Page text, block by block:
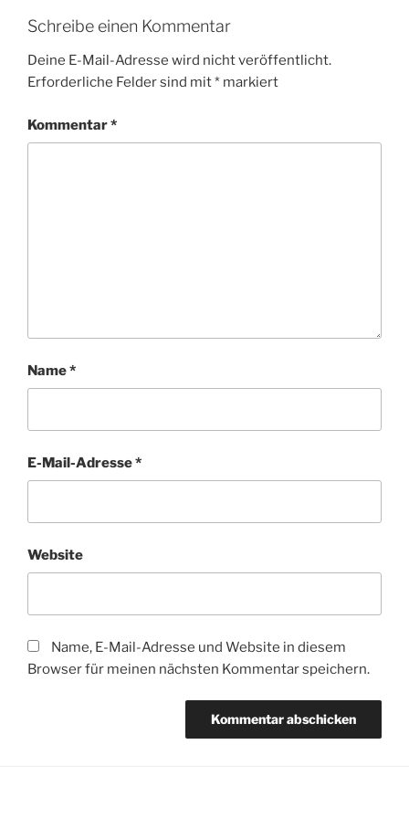
Schreibe einen Kommentar
Deine E-Mail-Adresse wird nicht veröffentlicht.
Erforderliche Felder sind mit* markiert
Kommentar*
Name*
E-Mail-Adresse*
Website
Name, E-Mail-Adresse und Website in diesem
Browser für meinen nächsten Kommentar speichern.